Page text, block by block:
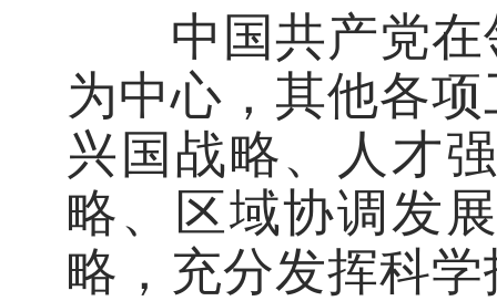
中国共产党在
为中心，其他各
兴国战略、人才
略、区域协调发
略，充分发挥科